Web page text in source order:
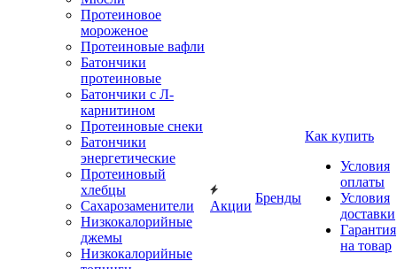
Протеиновое
мороженое
Протеиновые вафли
Батончики
протеиновые
Батончики с Л-
карнитином
Протеиновые снеки
Батончики
энергетические
Протеиновый
хлебцы
Сахарозаменители
Низкокалорийные
джемы
Низкокалорийные
Акции
Бренды
Как купить
Условия
оплаты
Условия
доставки
Гарантия
на товар